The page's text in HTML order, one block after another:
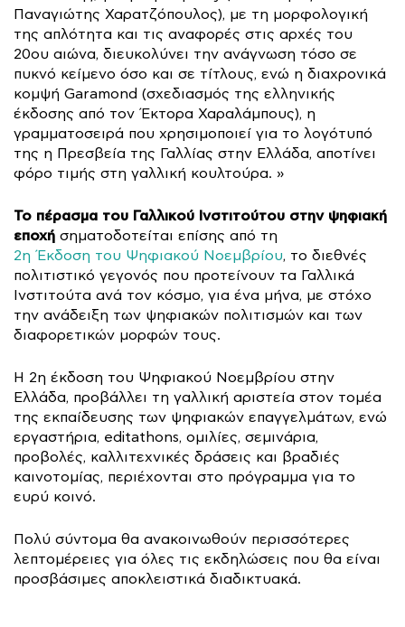
Παναγιώτης Χαρατζόπουλος), με τη μορφολογική
της απλότητα και τις αναφορές στις αρχές του
20ου αιώνα, διευκολύνει την ανάγνωση τόσο σε
πυκνό κείμενο όσο και σε τίτλους, ενώ η διαχρονικά
κομψή Garamond (σχεδιασμός της ελληνικής
έκδοσης από τον Έκτορα Χαραλάμπους), η
γραμματοσειρά που χρησιμοποιεί για το λογότυπό
της η Πρεσβεία της Γαλλίας στην Ελλάδα, αποτίνει
φόρο τιμής στη γαλλική κουλτούρα. »
Το πέρασμα του Γαλλικού Ινστιτούτου στην ψηφιακή
εποχή σηματοδοτείται επίσης από τη
2η Έκδοση του Ψηφιακού Νοεμβρίου, το διεθνές
πολιτιστικό γεγονός που προτείνουν τα Γαλλικά
Ινστιτούτα ανά τον κόσμο, για ένα μήνα, με στόχο
την ανάδειξη των ψηφιακών πολιτισμών και των
διαφορετικών μορφών τους.
Η 2η έκδοση του Ψηφιακού Νοεμβρίου στην
Ελλάδα, προβάλλει τη γαλλική αριστεία στον τομέα
της εκπαίδευσης των ψηφιακών επαγγελμάτων, ενώ
εργαστήρια, editathons, ομιλίες, σεμινάρια,
προβολές, καλλιτεχνικές δράσεις και βραδιές
καινοτομίας, περιέχονται στο πρόγραμμα για το
ευρύ κοινό.
Πολύ σύντομα θα ανακοινωθούν περισσότερες
λεπτομέρειες για όλες τις εκδηλώσεις που θα είναι
προσβάσιμες αποκλειστικά διαδικτυακά.